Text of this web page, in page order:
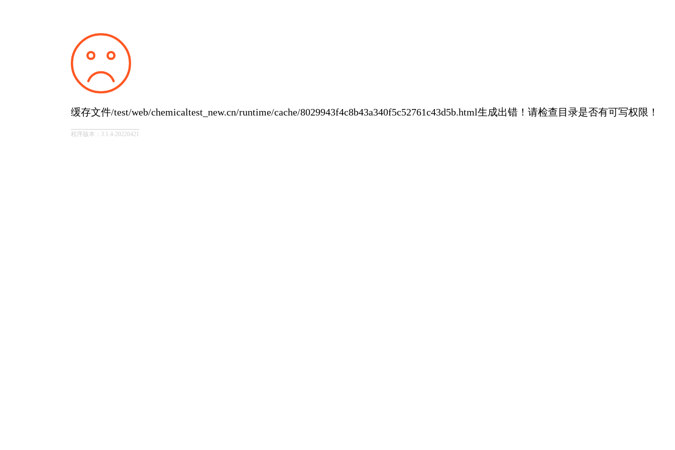
缓存文件/test/web/chemicaltest_new.cn/runtime/cache/8029943f4c8b43a340f5c52761c43d5b.html生成出错！请检查目录是否有可写权限！
程序版本：3.1.4-20220421